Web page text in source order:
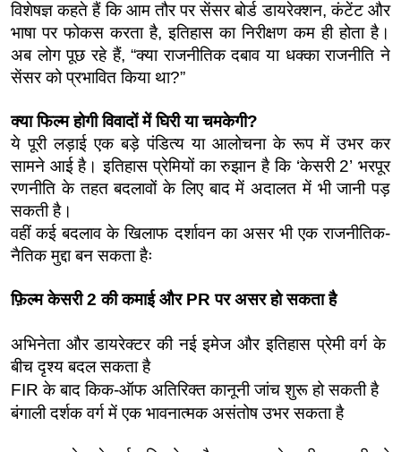
विशेषज्ञ कहते हैं कि आम तौर पर सेंसर बोर्ड डायरेक्शन, कंटेंट और
भाषा पर फोकस करता है, इतिहास का निरीक्षण कम ही होता है।
अब लोग पूछ रहे हैं, “क्या राजनीतिक दबाव या धक्का राजनीति ने
सेंसर को प्रभावित किया था?”
क्या फिल्म होगी विवादों में घिरी या चमकेगी?
ये पूरी लड़ाई एक बड़े पंडित्य या आलोचना के रूप में उभर कर
सामने आई है। इतिहास प्रेमियों का रुझान है कि ‘केसरी 2’ भरपूर
रणनीति के तहत बदलावों के लिए बाद में अदालत में भी जानी पड़
सकती है।
वहीं कई बदलाव के खिलाफ दर्शावन का असर भी एक राजनीतिक-
नैतिक मुद्दा बन सकता हैः
फ़िल्म केसरी 2 की कमाई और PR पर असर हो सकता है
अभिनेता और डायरेक्टर की नई इमेज और इतिहास प्रेमी वर्ग के
बीच दृश्य बदल सकता है
FIR के बाद किक-ऑफ अतिरिक्त कानूनी जांच शुरू हो सकती है
बंगाली दर्शक वर्ग में एक भावनात्मक असंतोष उभर सकता है